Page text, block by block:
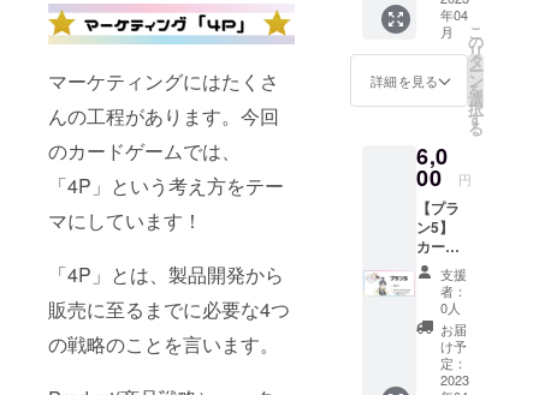
マーケティングにはたくさ
んの工程があります。今回
のカードゲームでは、
「4P」という考え方をテー
マにしています！
「4P」とは、製品開発から
販売に至るまでに必要な4つ
の戦略のことを言います。
ド40枚
得点
カード
30枚 4P
カード6
枚 ・説
動画
URL付
き）
（全12
種）
【「推
しが尊
してみ
た」
カード
ゲーム
本体内
容一
覧】 計
112枚
アイド
ルカー
ド12枚
ター
ゲット
個） ＋
メン
バーの
手書き
カード
キラキ
ラバー
ジョン
12枚
セット
（全12
種）
【「推
しが尊
すぎる
ので商
品開発
クリル
スタン
ドをお
届けし
ます！
内容物
が尊す
ぎるの
で商品
開発し
てみ
た」
カード
ゲーム
本体（1
個） ＋
メン
バーの
手書き
年04
月
詳細を見る
こ
の
リ
タ
ー
ン
を
選
択
す
る
6,0
00 円
【プラ
ン5】
カード
ゲーム
製品本
体、手
書きレ
ター、
アイド
ルのア
支援
者：
0人
お届
け予
定：
2023